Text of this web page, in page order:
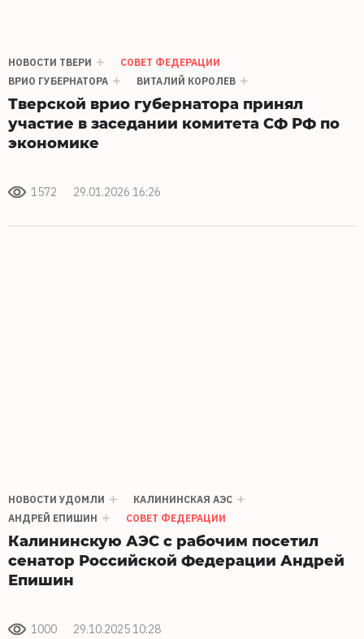
НОВОСТИ ТВЕРИ
СОВЕТ ФЕДЕРАЦИИ
ВРИО ГУБЕРНАТОРА
ВИТАЛИЙ КОРОЛЕВ
Тверской врио губернатора принял
участие в заседании комитета СФ РФ по
экономике
1572 29.01.2026 16:26
НОВОСТИ УДОМЛИ
КАЛИНИНСКАЯ АЭС
АНДРЕЙ ЕПИШИН
СОВЕТ ФЕДЕРАЦИИ
Калининскую АЭС с рабочим посетил
сенатор Российской Федерации Андрей
Епишин
1000 29.10.2025 10:28